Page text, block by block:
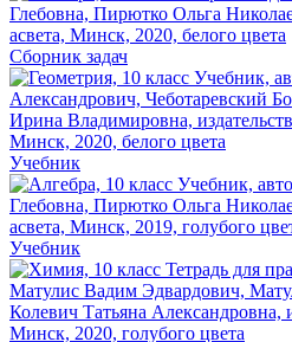
Сборник задач
Учебник
Учебник